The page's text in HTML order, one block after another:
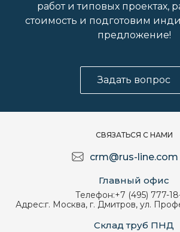
работ и типовых проектах,
стоимость и подготовим
предложение!
Задать вопрос
СВЯЗАТЬСЯ С НАМИ
crm@rus-line.com
Главный офис
Телефон:+7 (495) 777-
Адрес:г. Москва, г. Дмитров, ул.
Склад труб ПНД